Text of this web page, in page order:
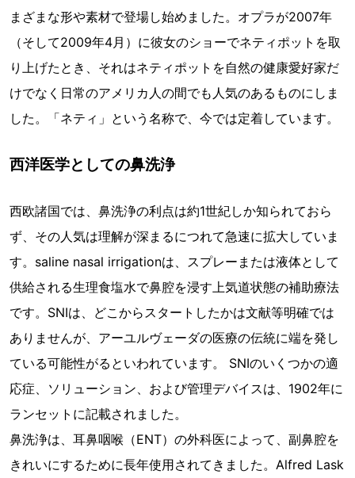
まざまな形や素材で登場し始めました。オプラが2007年
（そして2009年4月）に彼女のショーでネティポットを取
り上げたとき、それはネティポットを自然の健康愛好家だ
けでなく日常のアメリカ人の間でも人気のあるものにしま
した。「ネティ」という名称で、今では定着しています。
西洋医学としての鼻洗浄
西欧諸国では、鼻洗浄の利点は約1世紀しか知られておら
ず、その人気は理解が深まるにつれて急速に拡大していま
す。saline nasal irrigationは、スプレーまたは液体として
供給される生理食塩水で鼻腔を浸す上気道状態の補助療法
です。SNIは、どこからスタートしたかは文献等明確では
ありませんが、アーユルヴェーダの医療の伝統に端を発し
ている可能性がるといわれています。 SNIのいくつかの適
応症、ソリューション、および管理デバイスは、1902年に
ランセットに記載されました。
鼻洗浄は、耳鼻咽喉（ENT）の外科医によって、副鼻腔を
きれいにするために長年使用されてきました。Alfred Lask